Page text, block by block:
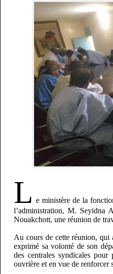
L e ministère de la
l’administration, M. Seyidna
Nouakchott, une réunion de
Au cours de cette réunion, qui
exprimé sa volonté de son
des centrales syndicales
ouvrière et en vue de renforcer